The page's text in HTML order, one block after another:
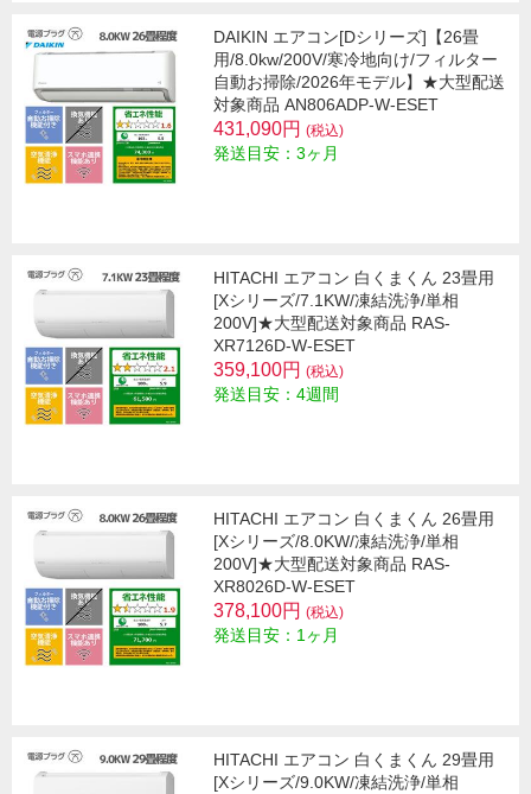
DAIKIN エアコン[Dシリーズ]【26畳
用/8.0kw/200V/寒冷地向け/フィルター
自動お掃除/2026年モデル】★大型配送
対象商品 AN806ADP-W-ESET
431,090円 (税込)
発送目安：3ヶ月
HITACHI エアコン 白くまくん 23畳用
[Xシリーズ/7.1KW/凍結洗浄/単相
200V]★大型配送対象商品 RAS-
XR7126D-W-ESET
359,100円 (税込)
発送目安：4週間
HITACHI エアコン 白くまくん 26畳用
[Xシリーズ/8.0KW/凍結洗浄/単相
200V]★大型配送対象商品 RAS-
XR8026D-W-ESET
378,100円 (税込)
発送目安：1ヶ月
HITACHI エアコン 白くまくん 29畳用
[Xシリーズ/9.0KW/凍結洗浄/単相